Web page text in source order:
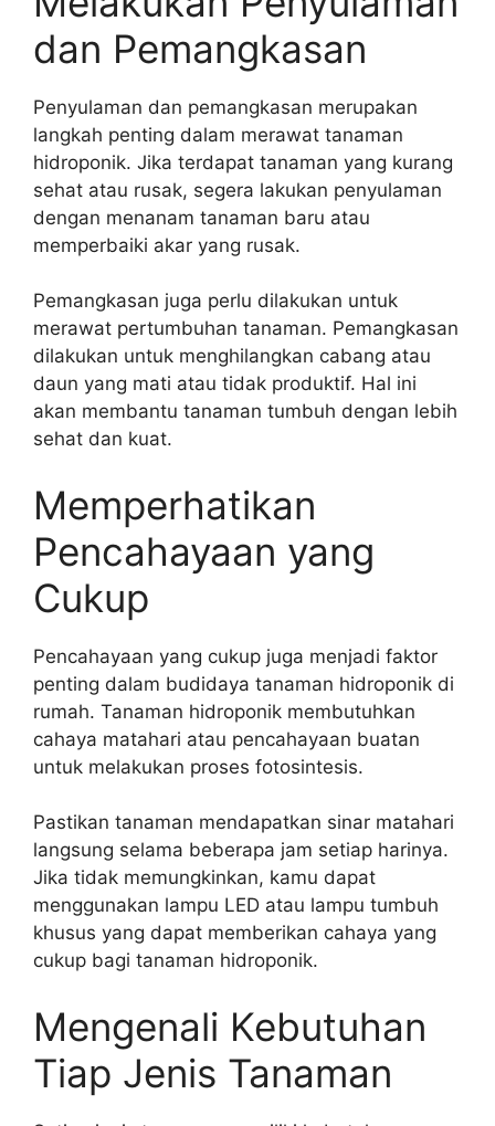
dan Pemangkasan
Penyulaman dan pemangkasan merupakan
langkah penting dalam merawat tanaman
hidroponik. Jika terdapat tanaman yang kurang
sehat atau rusak, segera lakukan penyulaman
dengan menanam tanaman baru atau
memperbaiki akar yang rusak.
Pemangkasan juga perlu dilakukan untuk
merawat pertumbuhan tanaman. Pemangkasan
dilakukan untuk menghilangkan cabang atau
daun yang mati atau tidak produktif. Hal ini
akan membantu tanaman tumbuh dengan lebih
sehat dan kuat.
Memperhatikan
Pencahayaan yang
Cukup
Pencahayaan yang cukup juga menjadi faktor
penting dalam budidaya tanaman hidroponik di
rumah. Tanaman hidroponik membutuhkan
cahaya matahari atau pencahayaan buatan
untuk melakukan proses fotosintesis.
Pastikan tanaman mendapatkan sinar matahari
langsung selama beberapa jam setiap harinya.
Jika tidak memungkinkan, kamu dapat
menggunakan lampu LED atau lampu tumbuh
khusus yang dapat memberikan cahaya yang
cukup bagi tanaman hidroponik.
Mengenali Kebutuhan
Tiap Jenis Tanaman